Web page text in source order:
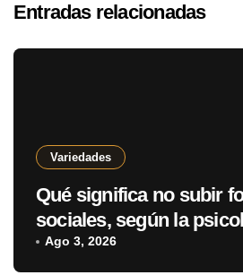
Entradas relacionadas
Variedades
Qué significa no subir
sociales, según la
Ago 3, 2026